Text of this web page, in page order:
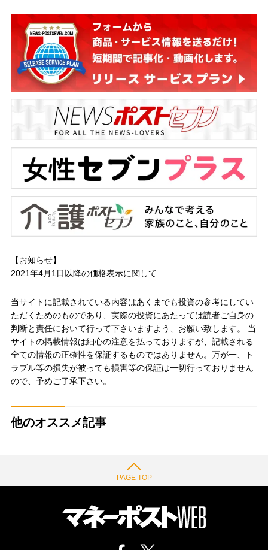
【お知らせ】
2021年4月1日以降の価格表示に関して
当サイトに記載されている内容はあくまでも投資の参考にしてい
ただくためのものであり、実際の投資にあたっては読者ご自身の
判断と責任において行って下さいますよう、お願い致します。 当
サイトの掲載情報は細心の注意を払っておりますが、記載される
全ての情報の正確性を保証するものではありません。万が一、ト
ラブル等の損失が被っても損害等の保証は一切行っておりません
ので、予めご了承下さい。
他のオススメ記事
PAGE TOP